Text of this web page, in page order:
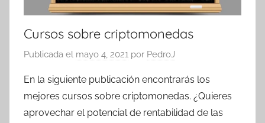
Cursos sobre criptomonedas
Publicada el mayo 4, 2021 por PedroJ
En la siguiente publicación encontrarás los
mejores cursos sobre criptomonedas. ¿Quieres
aprovechar el potencial de rentabilidad de las